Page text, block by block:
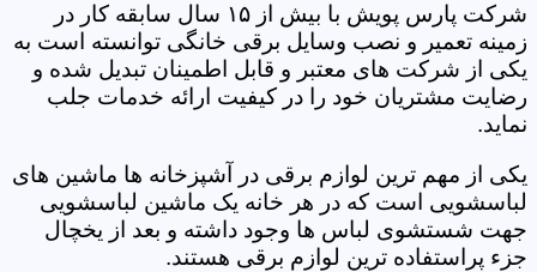
شرکت پارس پویش با بیش از ۱۵ سال سابقه کار در
زمینه تعمیر و نصب وسایل برقی خانگی توانسته است به
یکی از شرکت های معتبر و قابل اطمینان تبدیل شده و
رضایت مشتریان خود را در کیفیت ارائه خدمات جلب
نماید.
یکی از مهم ترین لوازم برقی در آشپزخانه ها ماشین های
لباسشویی است که در هر خانه یک ماشین لباسشویی
جهت شستشوی لباس ها وجود داشته و بعد از یخچال
جزء پراستفاده ترین لوازم برقی هستند.